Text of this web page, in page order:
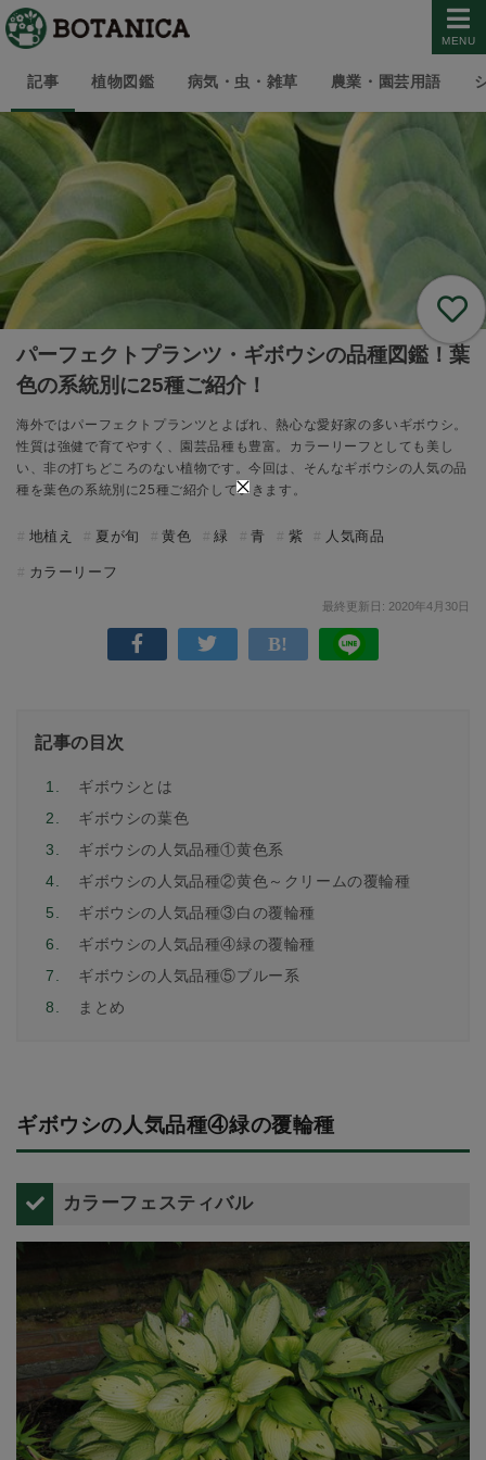
MENU
記事 植物図鑑 病気・虫・雑草 農業・園芸用語
パーフェクトプランツ・ギボウシの品種図鑑！葉
色の系統別に25種ご紹介！
海外ではパーフェクトプランツとよばれ、熱心な愛好家の多いギボウシ。
性質は強健で育てやすく、園芸品種も豊富。カラーリーフとしても美し
い、非の打ちどころのない植物です。今回は、そんなギボウシの人気の品
種を葉色の系統別に25種ご紹介していきます。
地植え 夏が旬 黄色 緑 青 紫 人気商品
カラーリーフ
最終更新日: 2020年4月30日
記事の目次
1.
ギボウシとは
2.
ギボウシの葉色
3.
ギボウシの人気品種①黄色系
4.
ギボウシの人気品種②黄色～クリームの覆輪種
5.
ギボウシの人気品種③白の覆輪種
6.
ギボウシの人気品種④緑の覆輪種
7.
ギボウシの人気品種⑤ブルー系
8.
まとめ
ギボウシの人気品種④緑の覆輪種
カラーフェスティバル